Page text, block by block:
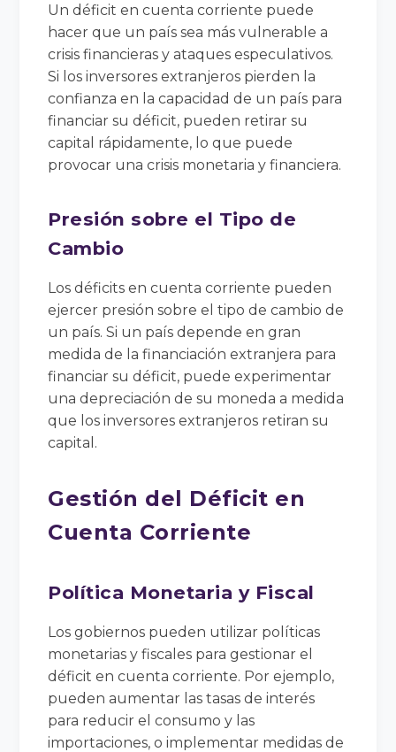
Un déficit en cuenta corriente puede
hacer que un país sea más vulnerable a
crisis financieras y ataques especulativos.
Si los inversores extranjeros pierden la
confianza en la capacidad de un país para
financiar su déficit, pueden retirar su
capital rápidamente, lo que puede
provocar una crisis monetaria y financiera.
Presión sobre el Tipo de
Cambio
Los déficits en cuenta corriente pueden
ejercer presión sobre el tipo de cambio de
un país. Si un país depende en gran
medida de la financiación extranjera para
financiar su déficit, puede experimentar
una depreciación de su moneda a medida
que los inversores extranjeros retiran su
capital.
Gestión del Déficit en
Cuenta Corriente
Política Monetaria y Fiscal
Los gobiernos pueden utilizar políticas
monetarias y fiscales para gestionar el
déficit en cuenta corriente. Por ejemplo,
pueden aumentar las tasas de interés
para reducir el consumo y las
importaciones, o implementar medidas de